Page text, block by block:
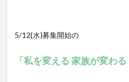
5/12(水)募集開始の
「私を変える 家族が変わる